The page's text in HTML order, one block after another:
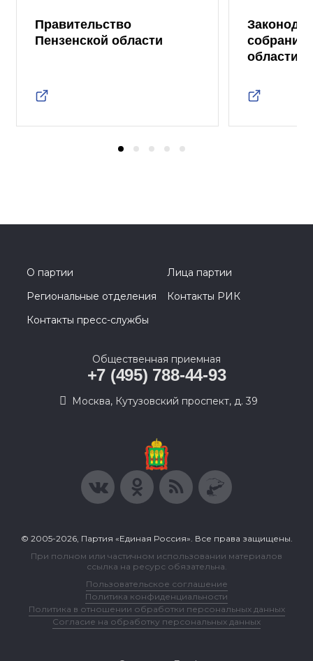
Правительство
Пензенской области
собрание
области
О партии
Лица партии
Региональные отделения
Контакты РИК
Контакты пресс-службы
Общественная приемная
+7 (495) 788-44-93
Москва, Кутузовский проспект, д. 39
© 2005-2026, Партия «Единая Россия». Все права защищены.
При полном или частичном использовании материалов
ссылка на ресурс обязательна.
Пользовательское соглашение
Политика конфиденциальности
Политика в отношении обработки персональных данных
Согласие на обработку персональных данных